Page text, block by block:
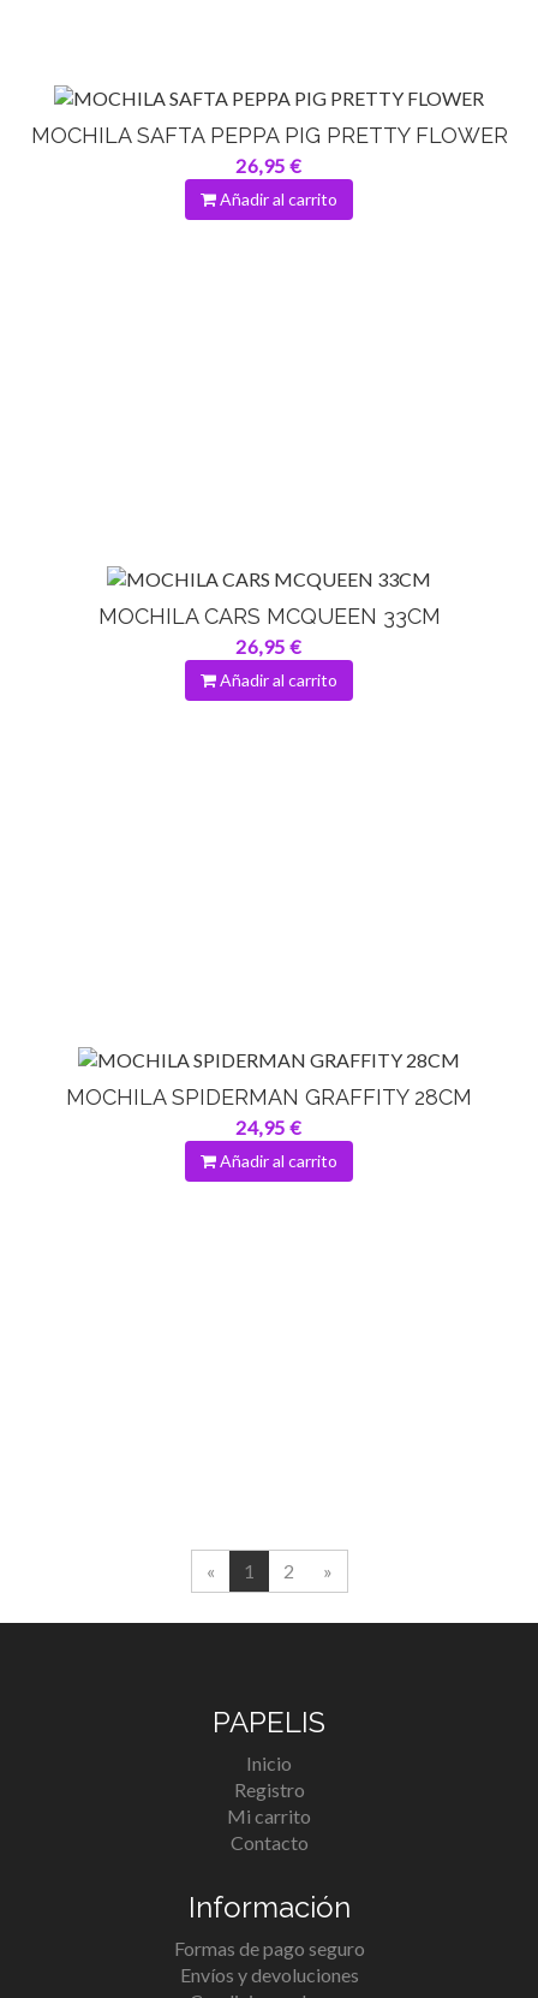
MOCHILA SAFTA PEPPA PIG PRETTY FLOWER
26,95 €
Añadir al carrito
MOCHILA CARS MCQUEEN 33CM
26,95 €
Añadir al carrito
MOCHILA SPIDERMAN GRAFFITY 28CM
24,95 €
Añadir al carrito
« 1 2 »
PAPELIS
Inicio
Registro
Mi carrito
Contacto
Información
Formas de pago seguro
Envíos y devoluciones